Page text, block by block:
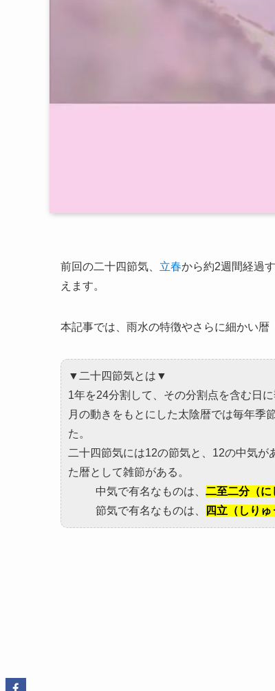
前回の二十四節気、 立春から約2週間経過
えます。
本記事では、雨水の特徴やさらに細かい暦
▼二十四節気とは▼
1年を24分割して、その分割点を含む日
月の動きをもとにした太陰暦では毎年季
た。
二十四節気には12の節気と、12の中気
た暦として雑節がある。
中気で有名なものは、 二至二分（に
節気で有名なものは、
四立（しり